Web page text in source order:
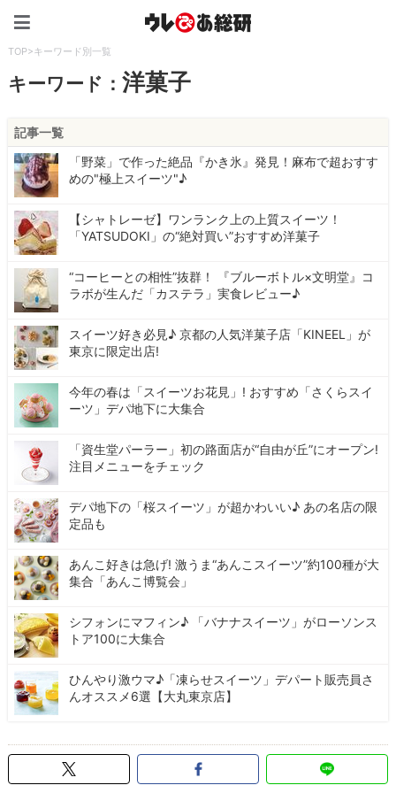
TOP>キーワード別一覧
キーワード：洋菓子
記事一覧
「野菜」で作った絶品『かき氷』発見！麻布で超おすす
めの"極上スイーツ"♪
【シャトレーゼ】ワンランク上の上質スイーツ！
「YATSUDOKI」の“絶対買い”おすすめ洋菓子
“コーヒーとの相性”抜群！ 『ブルーボトル×文明堂』コ
ラボが生んだ「カステラ」実食レビュー♪
スイーツ好き必見♪ 京都の人気洋菓子店「KINEEL」が
東京に限定出店!
今年の春は「スイーツお花見」! おすすめ「さくらスイ
ーツ」デパ地下に大集合
「資生堂パーラー」初の路面店が“自由が丘”にオープン!
注目メニューをチェック
デパ地下の「桜スイーツ」が超かわいい♪ あの名店の限
定品も
あんこ好きは急げ! 激うま“あんこスイーツ”約100種が大
集合「あんこ博覧会」
シフォンにマフィン♪ 「バナナスイーツ」がローソンス
トア100に大集合
ひんやり激ウマ♪「凍らせスイーツ」デパート販売員さ
んオススメ6選【大丸東京店】